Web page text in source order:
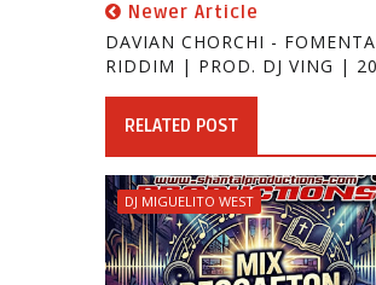
Newer Article
DAVIAN CHORCHI -
RIDDIM | PROD. DJ VING |
RELATED POST
DJ MIGUELITO WEST